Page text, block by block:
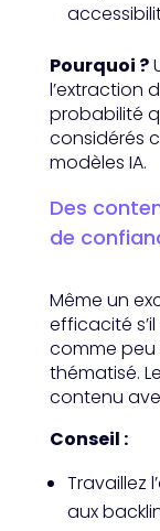
Pourquoi ?
l’extraction
probabilité
considérés
modèles IA.
Des
de
Même un
efficacité
comme peu
thématisé.
contenu
Conseil :
Travaillez
aux